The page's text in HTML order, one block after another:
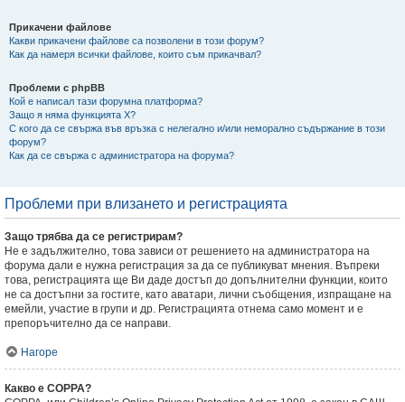
Прикачени файлове
Какви прикачени файлове са позволени в този форум?
Как да намеря всички файлове, които съм прикачвал?
Проблеми с phpBB
Кой е написал тази форумна платформа?
Защо я няма функцията X?
С кого да се свържа във връзка с нелегално и/или неморално съдържание в този
форум?
Как да се свържа с администратора на форума?
Проблеми при влизането и регистрацията
Защо трябва да се регистрирам?
Не е задължително, това зависи от решението на администратора на
форума дали е нужна регистрация за да се публикуват мнения. Въпреки
това, регистрацията ще Ви даде достъп до допълнителни функции, които
не са достъпни за гостите, като аватари, лични съобщения, изпращане на
емейли, участие в групи и др. Регистрацията отнема само момент и е
препоръчително да се направи.
Нагоре
Какво е COPPA?